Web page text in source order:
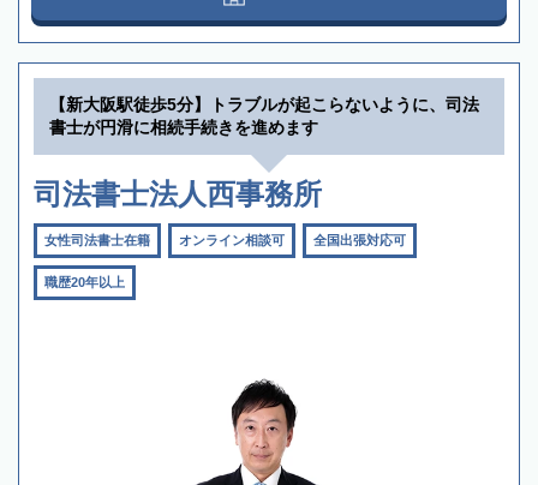
【新大阪駅徒歩5分】トラブルが起こらないように、司法
書士が円滑に相続手続きを進めます
司法書士法人西事務所
女性司法書士在籍 オンライン相談可 全国出張対応可
職歴20年以上